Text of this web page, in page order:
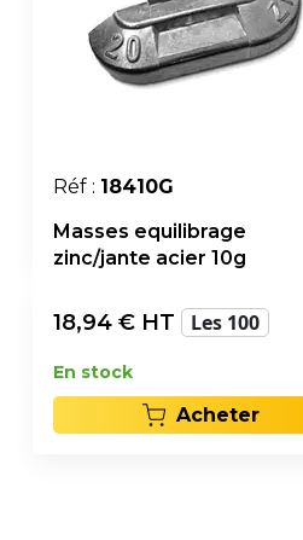
Réf : 18410G
Masses equilibrage
zinc/jante acier 10g
18,94 € HT Les 100
En stock
Acheter